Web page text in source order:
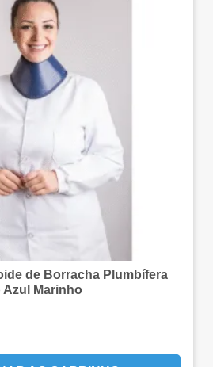
de Borracha Plumbífera
Azul Marinho